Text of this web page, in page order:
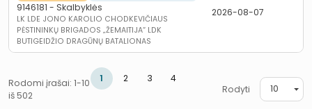
9146181 - Skalbyklės
LK LDE JONO KAROLIO CHODKEVIČIAUS
PĖSTININKŲ BRIGADOS „ŽEMAITIJA“ LDK
BUTIGEIDŽIO DRAGŪNŲ BATALIONAS
2026-08-07
Rodomi įrašai: 1-10
iš502
1Puslapis 1
2Puslapis 2
3Puslapis 3
4Puslapis 4
Rodyti 10